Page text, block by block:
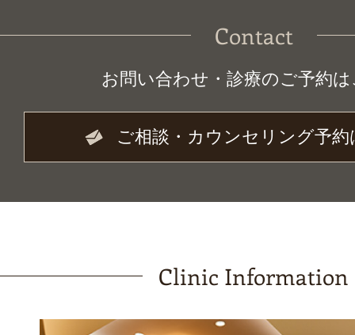
Contact
お問い合わせ・診療のご予約
ご相談・カウンセリング予
Clinic Information